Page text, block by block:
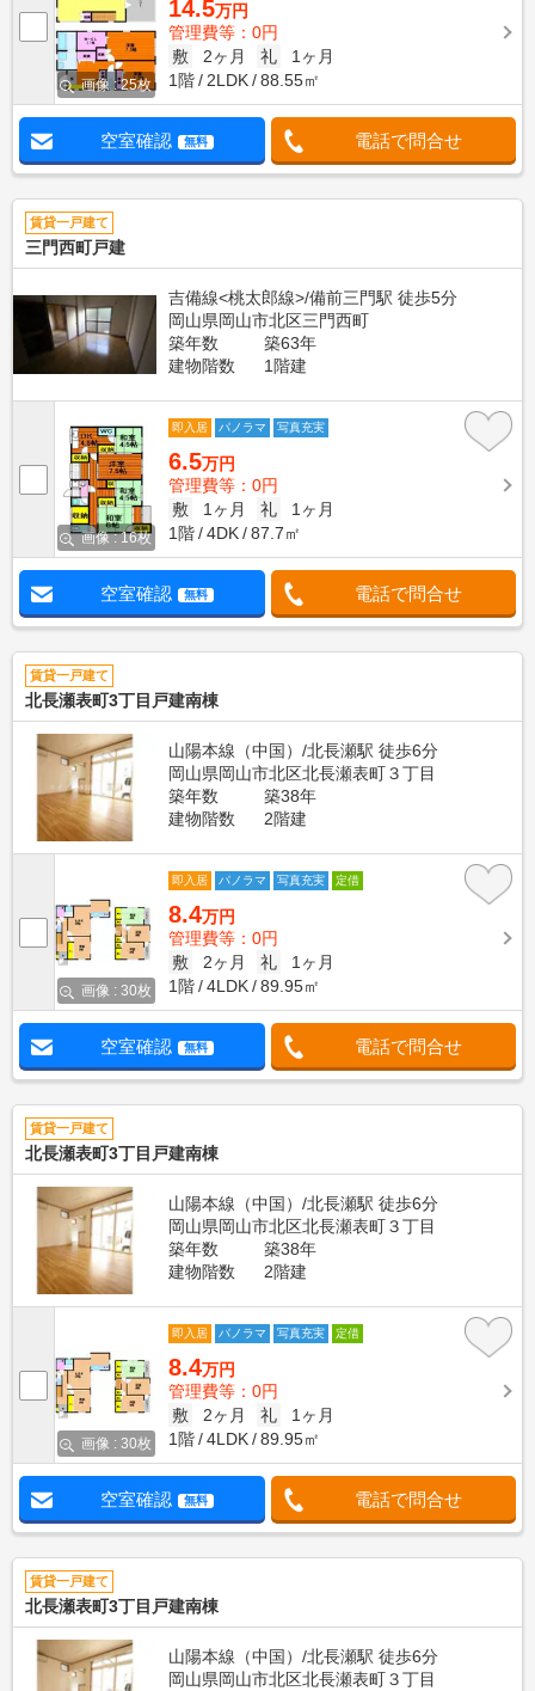
画像 : 25枚
14.5万円
管理費等：0円
敷
2ヶ月 礼
1ヶ月
1階
2LDK 88.55㎡
空室確認 無料 電話で問合せ
賃貸一戸建て
三門西町戸建
吉備線<桃太郎線>/備前三門駅 徒歩5分
岡山県岡山市北区三門西町
築年数
築63年
建物階数
1階建
画像 : 16枚
即入居 パノラマ 写真充実
6.5万円
管理費等：0円
敷
1ヶ月 礼
1ヶ月
1階
4DK 87.7㎡
空室確認 無料 電話で問合せ
賃貸一戸建て
北長瀬表町3丁目戸建南棟
山陽本線（中国）/北長瀬駅 徒歩6分
岡山県岡山市北区北長瀬表町３丁目
築年数
築38年
建物階数
2階建
画像 : 30枚
即入居 パノラマ 写真充実 定借
8.4万円
管理費等：0円
敷
2ヶ月 礼
1ヶ月
1階
4LDK 89.95㎡
空室確認 無料 電話で問合せ
賃貸一戸建て
北長瀬表町3丁目戸建南棟
山陽本線（中国）/北長瀬駅 徒歩6分
岡山県岡山市北区北長瀬表町３丁目
築年数
築38年
建物階数
2階建
画像 : 30枚
即入居 パノラマ 写真充実 定借
8.4万円
管理費等：0円
敷
2ヶ月 礼
1ヶ月
1階
4LDK 89.95㎡
空室確認 無料 電話で問合せ
賃貸一戸建て
北長瀬表町3丁目戸建南棟
山陽本線（中国）/北長瀬駅 徒歩6分
岡山県岡山市北区北長瀬表町３丁目